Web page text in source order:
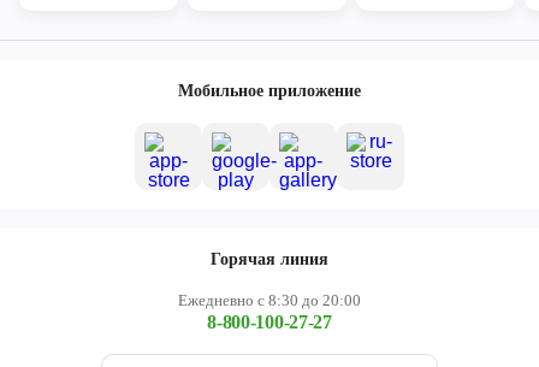
Мобильное приложение
Горячая линия
Ежедневно с 8:30 до 20:00
8-800-100-27-27